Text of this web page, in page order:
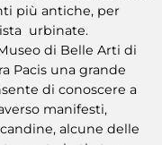
più antiche, per
urbinate.
di Belle Arti di
Pacis una grande
di conoscere a
manifesti,
alcune delle